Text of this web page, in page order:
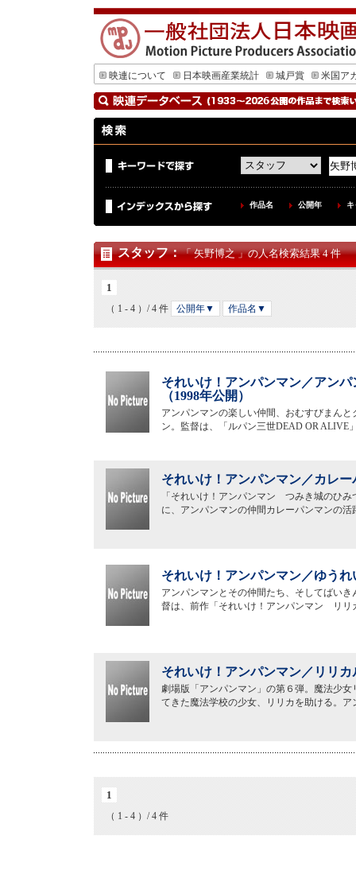
映連について 日本映画産業統計 城戸賞 米国ア
作品名 公開年
スタッフ：「 矢野博之 」の人名検索結果 4 件
1
（ 1 - 4 ）/ 4 件 公開年▼ 作品名▼
それいけ！アンパンマン／アン
（1998年公開）
アンパンマンの楽しい仲間、おむすびまん
ン。監督は、「ルパン三世DEAD OR ALIVE
それいけ！アンパンマン／カレ
「それいけ！アンパンマン つみき城のひ
に、アンパンマンの仲間カレーパンマンの
それいけ！アンパンマン／ゆう
アンパンマンとその仲間たち、そしてばい
督は、前作「それいけ！アンパンマン リ
それいけ！アンパンマン／リリ
劇場版「アンパンマン」の第６弾。魔法少
てきた魔法学校の少女、リリカを助ける。
1
（ 1 - 4 ）/ 4 件